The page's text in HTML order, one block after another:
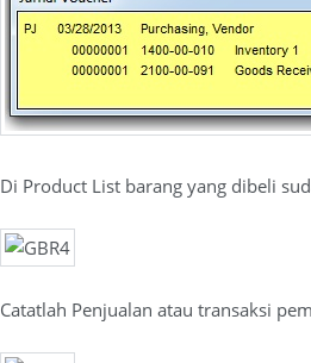
Di Product List barang yang dibeli
Catatlah Penjualan atau transaksi